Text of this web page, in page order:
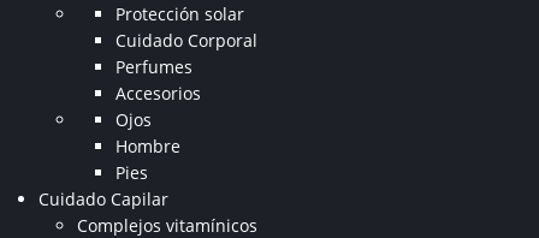
Protección solar
Cuidado Corporal
Perfumes
Accesorios
Ojos
Hombre
Pies
Cuidado Capilar
Complejos vitamínicos